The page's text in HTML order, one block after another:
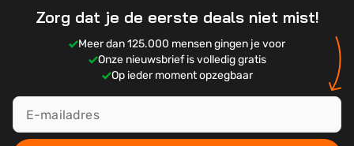
Zorg dat je de eerste deals niet mist!
Meer dan 125.000 mensen gingen je voor
Onze nieuwsbrief is volledig gratis
Op ieder moment opzegbaar